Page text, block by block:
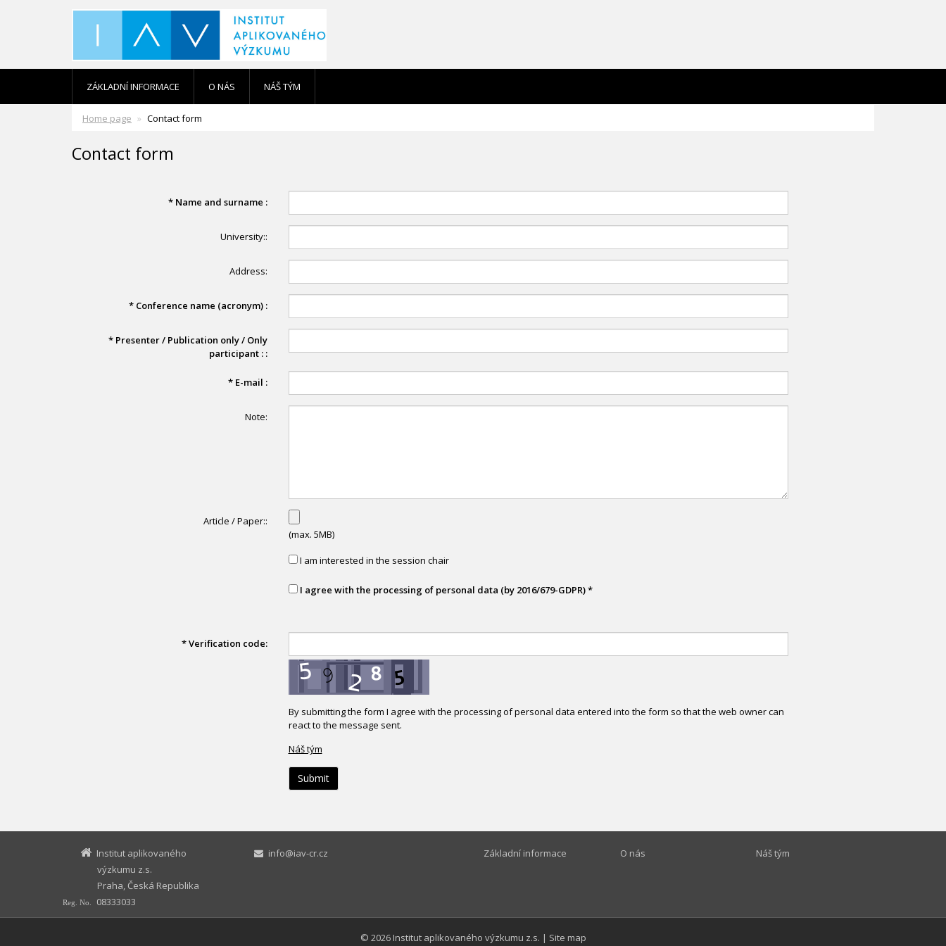
ZÁKLADNÍ INFORMACE O NÁS NÁŠ TÝM
Home page Contact form
Contact form
*Name and surname :
University::
Address:
*Conference name (acronym) :
*Presenter / Publication only / Only
participant : :
*E-mail :
Note:
Article / Paper::
(max. 5MB)
I am interested in the session chair
I agree with the processing of personal data (by 2016/679-GDPR)*
*Verification code:
By submitting the form I agree with the processing of personal data entered into the form so that the web owner can
react to the message sent.
Náš tým
Institut aplikovaného
výzkumu z.s.
Praha, Česká Republika
Reg. No. 08333033
info@iav-cr.cz Základní informace O nás Náš tým
© 2026 Institut aplikovaného výzkumu z.s. | Site map